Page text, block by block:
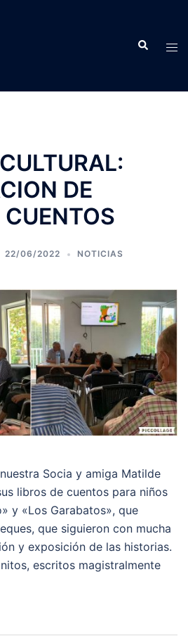
Buscar
DE
CUENTOS
22/06/2022 NOTICIAS
Socia y amiga Matilde
libros de cuentos para niños
y «Los Garabatos», que
que siguieron con mucha
y exposición de las historias.
escritos magistralmente